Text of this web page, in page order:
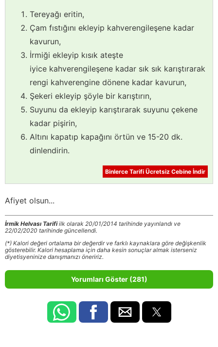
Tereyağı eritin,
Çam fıstığını ekleyip kahverengileşene kadar
kavurun,
İrmiği ekleyip kısık ateşte
iyice kahverengileşene kadar sık sık karıştırarak
rengi kahverengine dönene kadar kavurun,
Şekeri ekleyip şöyle bir karıştırın,
Suyunu da ekleyip karıştırarak suyunu çekene
kadar pişirin,
Altını kapatıp kapağını örtün ve 15-20 dk.
dinlendirin.
Binlerce Tarifi Ücretsiz Cebine İndir
Afiyet olsun...
İrmik Helvası Tarifiilk olarak 20/01/2014 tarihinde yayınlandı ve
22/02/2020 tarihinde güncellendi.
(*) Kalori değeri ortalama bir değerdir ve farklı kaynaklara göre değişkenlik
gösterebilir. Kalori hesaplama için daha kesin sonuçlar almak isterseniz
diyetisyeninize danışmanızı öneririz.
Yorumları Göster (281)